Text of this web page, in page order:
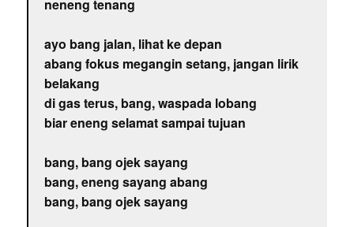
neneng tenang
ayo bang jalan, lihat ke depan
abang fokus megangin setang, jangan lirik
belakang
di gas terus, bang, waspada lobang
biar eneng selamat sampai tujuan
bang, bang ojek sayang
bang, eneng sayang abang
bang, bang ojek sayang